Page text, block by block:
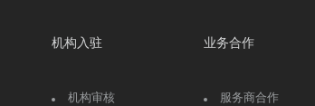
机构入驻
机构审核
业务合作
服务商合作